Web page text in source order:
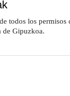
todos los
de Gipuzkoa.